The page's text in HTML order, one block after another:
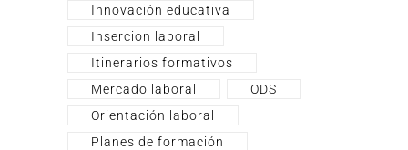
Innovación educativa
Insercion laboral
Itinerarios formativos
Mercado laboral
ODS
Orientación laboral
Planes de formación